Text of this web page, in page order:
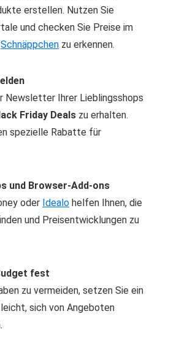
erstellen. Nutzen Sie
und checken Sie Preise im
Schnäppchen zu erkennen.
Newsletter Ihrer Lieblingsshops
Friday Deals zu erhalten.
spezielle Rabatte für
und Browser-Add-ons
oder Idealo helfen Ihnen, die
und Preisentwicklungen zu
fest
zu vermeiden, setzen Sie ein
sich von Angeboten